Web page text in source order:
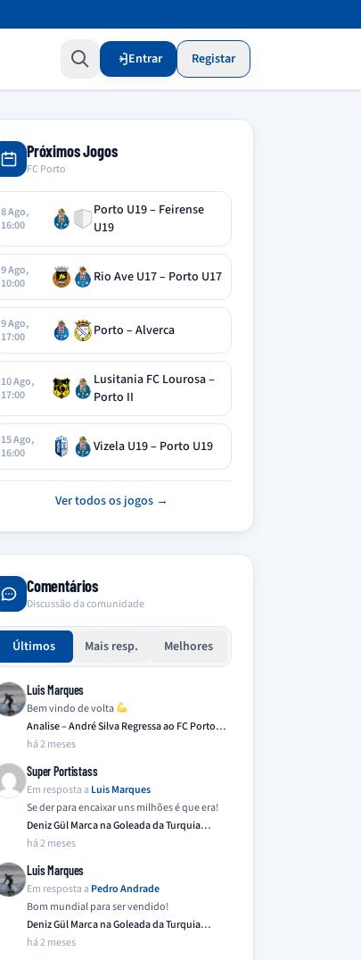
Entrar Registar
Próximos Jogos
FC Porto
8 Ago,
16:00
Porto U19 – Feirense
U19
9 Ago,
10:00
Rio Ave U17 – Porto U17
9 Ago,
17:00
Porto – Alverca
10 Ago,
17:00
Lusitania FC Lourosa –
Porto II
15 Ago,
16:00
Vizela U19 – Porto U19
Ver todos os jogos →
Comentários
Discussão da comunidade
Últimos Mais resp. Melhores
Luis Marques
Bem vindo de volta
Analise – André Silva Regressa ao FC Porto…
há 2 meses
Super Portistass
Em resposta a Luis Marques
Se der para encaixar uns milhões é que era!
Deniz Gül Marca na Goleada da Turquia
Frente…
há 2 meses
Luis Marques
Em resposta a Pedro Andrade
Bom mundial para ser vendido!
Deniz Gül Marca na Goleada da Turquia
Frente…
há 2 meses